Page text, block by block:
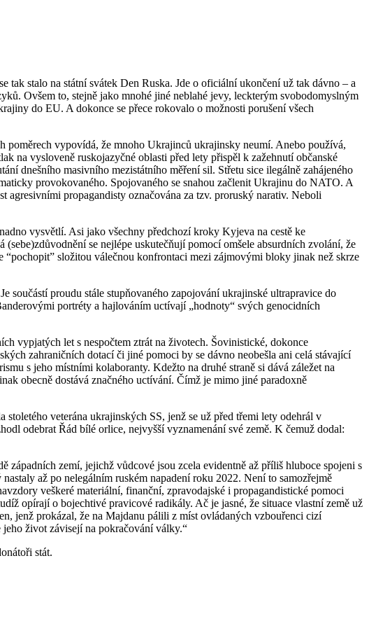
stalo na státní svátek Den Ruska. Jde o oficiální ukončení už tak dávno – a
Ovšem to, stejně jako mnohé jiné neblahé jevy, leckterým svobodomyslným
do EU. A dokonce se přece rokovalo o možnosti porušení všech
poměrech vypovídá, že mnoho Ukrajinců ukrajinsky neumí. Anebo používá,
na vysloveně ruskojazyčné oblasti před lety přispěl k zažehnutí občanské
dnešního masivního mezistátního měření sil. Střetu sice ilegálně zahájeného
provokovaného. Spojovaného se snahou začlenit Ukrajinu do NATO. A
propagandisty označována za tzv. proruský narativ. Neboli
vysvětlí. Asi jako všechny předchozí kroky Kyjeva na cestě ke
se nejlépe uskutečňují pomocí omšele absurdních zvolání, že
složitou válečnou konfrontaci mezi zájmovými bloky jinak než skrze
součástí proudu stále stupňovaného zapojování ukrajinské ultrapravice do
portréty a hajlováním uctívají „hodnoty“ svých genocidních
vypjatých let s nespočtem ztrát na životech. Šovinistické, dokonce
zahraničních dotací či jiné pomoci by se dávno neobešla ani celá stávající
s jeho místními kolaboranty. Kdežto na druhé straně si dává záležet na
obecně dostává značného uctívání. Čímž je mimo jiné paradoxně
veterána ukrajinských SS, jenž se už před třemi lety odehrál v
odebrat Řád bílé orlice, nejvyšší vyznamenání své země. K čemuž dodal:
zemí, jejichž vůdcové jsou zcela evidentně až příliš hluboce spojeni s
až po nelegálním ruském napadení roku 2022. Není to samozřejmě
veškeré materiální, finanční, zpravodajské i propagandistické pomoci
opírají o bojechtivé pravicové radikály. Ač je jasné, že situace vlastní země už
jenž prokázal, že na Majdanu pálili z míst ovládaných vzbouřenci cizí
život závisejí na pokračování války.“
stát.